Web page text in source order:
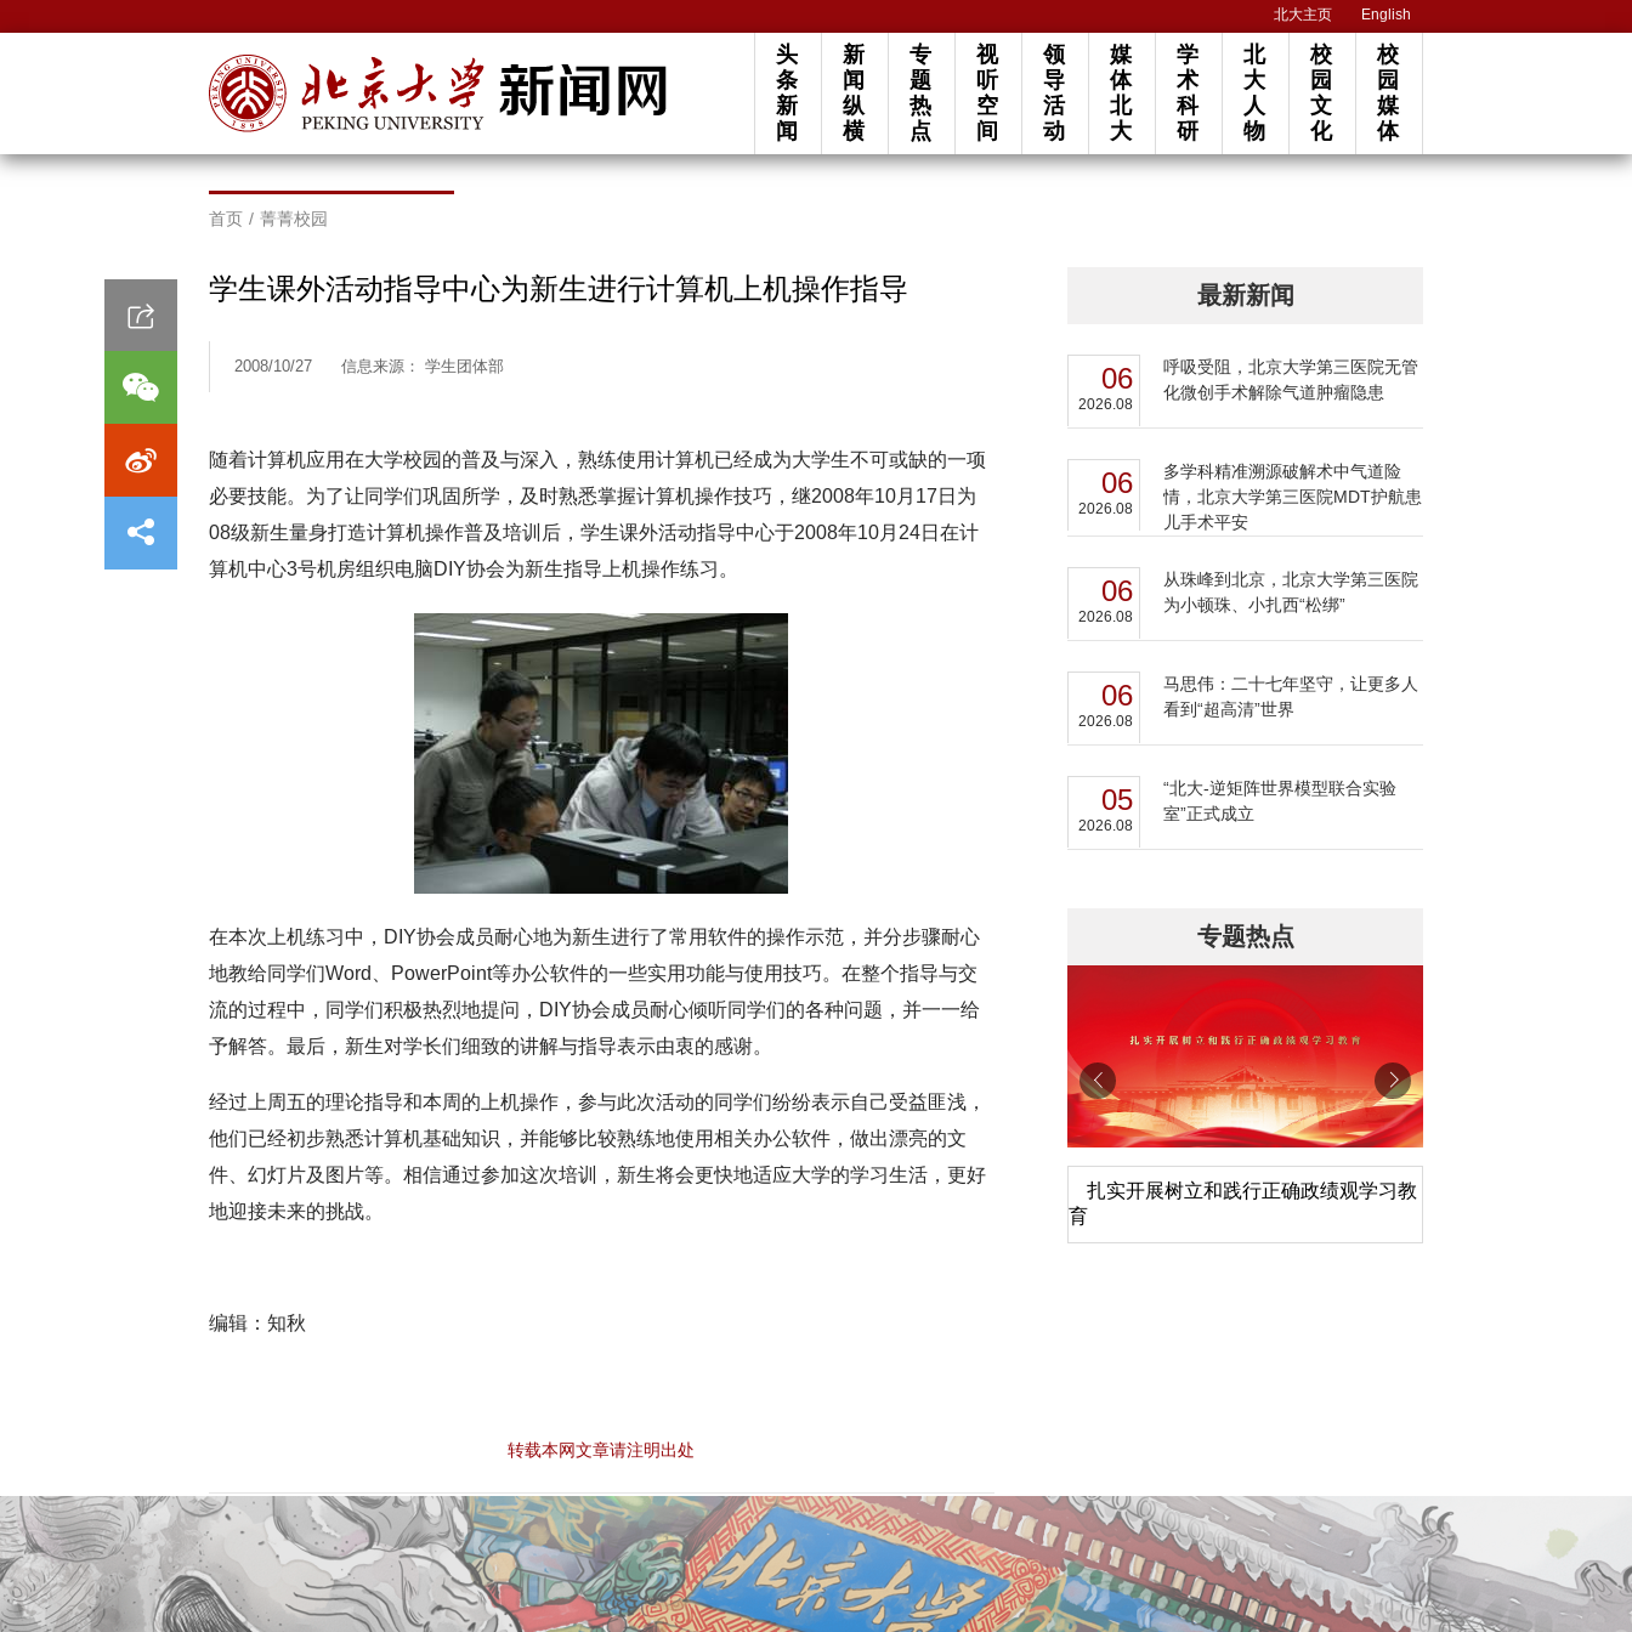
北大主页 English
头
条
新
闻
新
闻
纵
横
专
题
热
点
视
听
空
间
领
导
活
动
媒
体
北
大
学
术
科
研
北
大
人
物
校
园
文
化
校
园
媒
体
首页 / 菁菁校园
学生课外活动指导中心为新生进行计算机上机操作指导
2008/10/27 信息来源： 学生团体部
随着计算机应用在大学校园的普及与深入，熟练使用计算机已经成为大学生不可或缺的一项
必要技能。为了让同学们巩固所学，及时熟悉掌握计算机操作技巧，继2008年10月17日为
08级新生量身打造计算机操作普及培训后，学生课外活动指导中心于2008年10月24日在计
算机中心3号机房组织电脑DIY协会为新生指导上机操作练习。
在本次上机练习中，DIY协会成员耐心地为新生进行了常用软件的操作示范，并分步骤耐心
地教给同学们Word、PowerPoint等办公软件的一些实用功能与使用技巧。在整个指导与交
流的过程中，同学们积极热烈地提问，DIY协会成员耐心倾听同学们的各种问题，并一一给
予解答。最后，新生对学长们细致的讲解与指导表示由衷的感谢。
经过上周五的理论指导和本周的上机操作，参与此次活动的同学们纷纷表示自己受益匪浅，
他们已经初步熟悉计算机基础知识，并能够比较熟练地使用相关办公软件，做出漂亮的文
件、幻灯片及图片等。相信通过参加这次培训，新生将会更快地适应大学的学习生活，更好
地迎接未来的挑战。
编辑：知秋
转载本网文章请注明出处
最新新闻
06
2026.08
呼吸受阻，北京大学第三医院无管
化微创手术解除气道肿瘤隐患
06
2026.08
多学科精准溯源破解术中气道险
情，北京大学第三医院MDT护航患
儿手术平安
06
2026.08
从珠峰到北京，北京大学第三医院
为小顿珠、小扎西“松绑”
06
2026.08
马思伟：二十七年坚守，让更多人
看到“超高清”世界
05
2026.08
“北大-逆矩阵世界模型联合实验
室”正式成立
专题热点
深切缅怀李政道先生
扎实开展树立和践行正确政绩观学习教
育